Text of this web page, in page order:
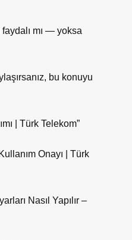
mı — yoksa
bu konuyu
| Türk Telekom”
Onayı | Türk
Nasıl Yapılır –